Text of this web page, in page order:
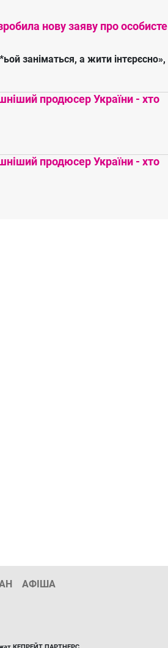
нову заяву про особисте
заніматься, а жити інтєрєсно»,
продюсер України - хто
продюсер України - хто
АФІША